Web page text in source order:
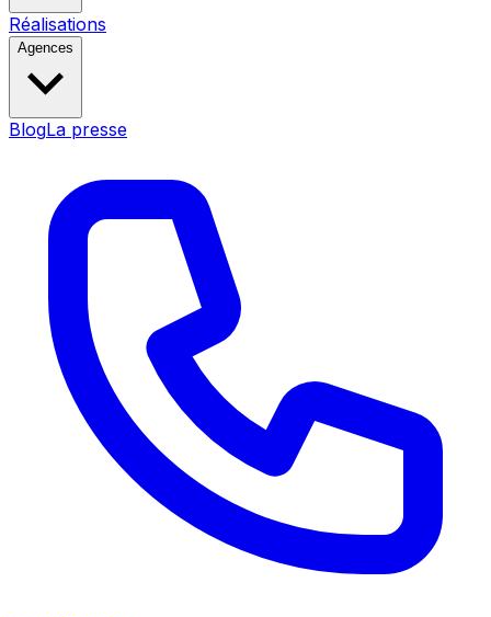
Réalisations
Agences
BlogLa presse